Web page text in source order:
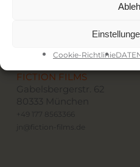
Cookie-Richtlinie
FICTION FILMS
Gabelsbergerstr. 62
80333 München
+49 177 8563366
jn@fiction-films.de